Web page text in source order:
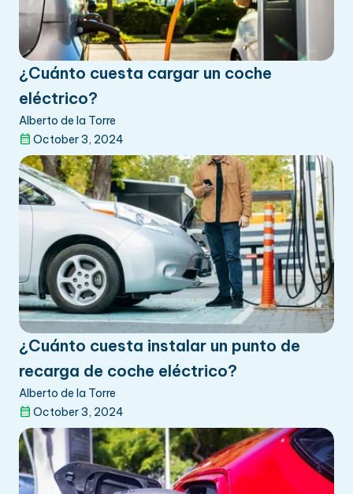
¿Cuánto cuesta cargar un coche
eléctrico?
Alberto de la Torre
October 3, 2024
¿Cuánto cuesta instalar un punto de
recarga de coche eléctrico?
Alberto de la Torre
October 3, 2024